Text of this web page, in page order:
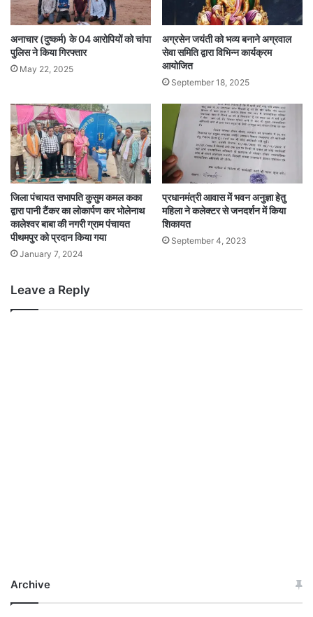
अनाचार (दुष्कर्म) के 04 आरोपियों को चांपा
पुलिस ने किया गिरफ्तार
May 22, 2025
अग्रसेन जयंती को भव्य बनाने अग्रवाल
सेवा समिति द्वारा विभिन्न कार्यक्रम
आयोजित
September 18, 2025
जिला पंचायत सभापति कुसुम कमल कका
द्वारा पानी टैंकर का लोकार्पण कर भोलेनाथ
कालेश्वर बाबा की नगरी ग्राम पंचायत
पीथमपुर को प्रदान किया गया
January 7, 2024
प्रधानमंत्री आवास में भवन अनुज्ञा हेतु
महिला ने कलेक्टर से जनदर्शन में किया
शिकायत
September 4, 2023
Leave a Reply
Archive